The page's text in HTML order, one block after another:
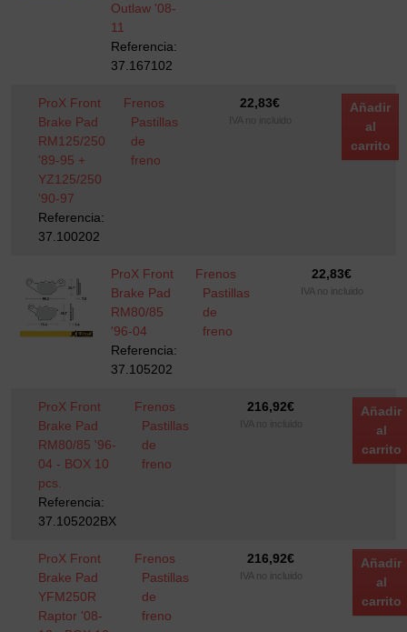
Outlaw '08-
11
Referencia:
37.167102
ProX Front
Brake Pad
RM125/250
'89-95 +
YZ125/250
'90-97
Referencia:
37.100202
Frenos
Pastillas
de
freno
22,83€
IVA no incluido
Añadir
al
carrito
ProX Front
Brake Pad
RM80/85
'96-04
Referencia:
37.105202
Frenos
Pastillas
de
freno
22,83€
IVA no incluido
ProX Front
Brake Pad
RM80/85 '96-
04 - BOX 10
pcs.
Referencia:
37.105202BX
Frenos
Pastillas
de
freno
216,92€
IVA no incluido
Añadir
al
carrito
ProX Front
Brake Pad
YFM250R
Raptor '08-
Frenos
Pastillas
de
freno
216,92€
IVA no incluido
Añadir
al
carrito